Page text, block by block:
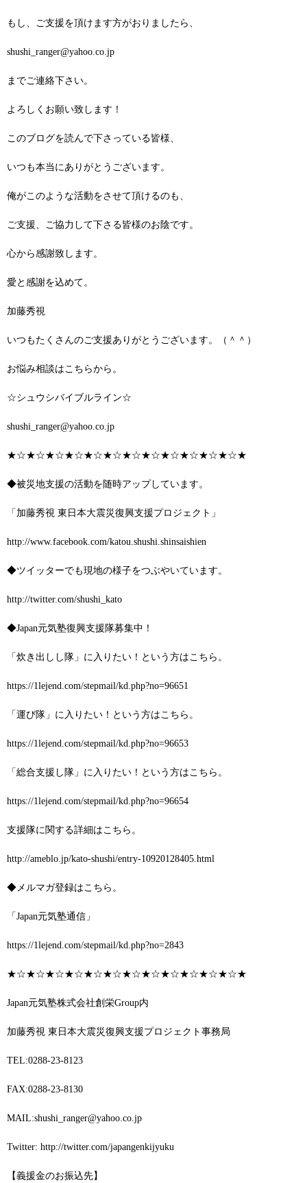
もし、ご支援を頂けます方がおりましたら、
shushi_ranger@yahoo.co.jp
までご連絡下さい。
よろしくお願い致します！
このブログを読んで下さっている皆様、
いつも本当にありがとうございます。
俺がこのような活動をさせて頂けるのも、
ご支援、ご協力して下さる皆様のお陰です。
心から感謝致します。
愛と感謝を込めて。
加藤秀視
いつもたくさんのご支援ありがとうございます。（＾＾）
お悩み相談はこちらから。
☆シュウシバイブルライン☆
shushi_ranger@yahoo.co.jp
★☆★☆★☆★☆★☆★☆★☆★☆★☆★☆★☆★☆★
◆被災地支援の活動を随時アップしています。
「加藤秀視 東日本大震災復興支援プロジェクト」
http://www.facebook.com/katou.shushi.shinsaishien
◆ツイッターでも現地の様子をつぶやいています。
http://twitter.com/shushi_kato
◆Japan元気塾復興支援隊募集中！
「炊き出しし隊」に入りたい！という方はこちら。
https://1lejend.com/stepmail/kd.php?no=96651
「運び隊」に入りたい！という方はこちら。
https://1lejend.com/stepmail/kd.php?no=96653
「総合支援し隊」に入りたい！という方はこちら。
https://1lejend.com/stepmail/kd.php?no=96654
支援隊に関する詳細はこちら。
http://ameblo.jp/kato-shushi/entry-10920128405.html
◆メルマガ登録はこちら。
「Japan元気塾通信」
https://1lejend.com/stepmail/kd.php?no=2843
★☆★☆★☆★☆★☆★☆★☆★☆★☆★☆★☆★☆★
Japan元気塾株式会社創栄Group内
加藤秀視 東日本大震災復興支援プロジェクト事務局
TEL:0288-23-8123
FAX:0288-23-8130
MAIL:shushi_ranger@yahoo.co.jp
Twitter: http://twitter.com/japangenkijyuku
【義援金のお振込先】